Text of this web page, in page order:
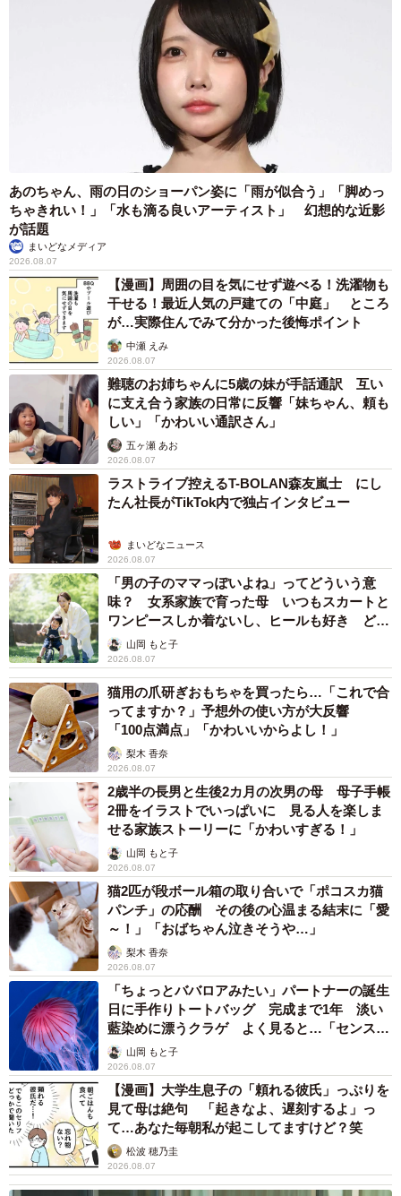
み、有給取得しやすい」（38.3％）といった回答が続きま
した。前回に引き続き「給与額」が1位となっており、特に
「女性」（61.8％）は「男性」（40.3％）よりも21.5ポイ
ント高く、安定した生活を送るため、結婚相手の収入面を
重視する傾向が表れたといいます。
また、今回から重視するポイントの選択肢として加えた
「土日休み、有給取得しやすい」においては、前回3位の
「社員を大切にする」（28.4％）を上回る順位となり、ワ
ークライフバランスも同様に重視されていることがわかっ
たそうです。
女性の方が年収に対するこだわり強く
【結婚相手に求めたい最低年収】第12回「この企業に勤める人と結婚し
たいランキング」（提供画像）
続いて、「結婚相手に求める最低年収」について聞いたと
ころ、「500万円以上」（15.8％）が最も多く、次いで、2
位「600万円以上」（12.9％）、3位「400万円以上」
（9.3％）と続きました。
男女別では、男性において「年収は気にしない」
（46.8％）が約半数となり、結婚相手に対する年収条件を
持っている人は、前回と同様に女性よりも少ない結果とな
った一方で、女性においては、61.4％が結婚相手に「年収
500万円以上」を求めており、男性よりも女性の方が結婚相
手の年収に対するこだわりが強い傾向が伺えたといいま
す。
◇ ◇
調査結果をふまえて同社は「ランキング上位企業に見られ
る『安定性』や『先進性』、『将来性』のほかに、『余暇
や休暇の取り方』といったワークライフバランスを重視す
る声も表れています。企業にとってこれらの要素をすべて
備えることは容易なことではありませんが、いくつかの要
素を備えること、またはそれを目指すことは可能だと考え
ます」と説明。「少しでも多くの企業が『この企業に勤め
る人と結婚したい』と思われるような魅力のある企業とな
ることを期待します」と述べています。
あのちゃん、雨の日のショーパン姿に「雨が似合う」「脚めっ
ちゃきれい！」「水も滴る良いアーティスト」 幻想的な近影
が話題
まいどなメディア
2026.08.07
【漫画】周囲の目を気にせず遊べる！洗濯物も
干せる！最近人気の戸建ての「中庭」 ところ
が…実際住んでみて分かった後悔ポイント
中瀬 えみ
2026.08.07
難聴のお姉ちゃんに5歳の妹が手話通訳 互い
に支え合う家族の日常に反響「妹ちゃん、頼も
しい」「かわいい通訳さん」
五ヶ瀬 あお
2026.08.07
ラストライブ控えるT-BOLAN森友嵐士 にし
たん社長がTikTok内で独占インタビュー
まいどなニュース
2026.08.07
「男の子のママっぽいよね」ってどういう意
味？ 女系家族で育った母 いつもスカートと
ワンピースしか着ないし、ヒールも好き どの
へんが…
山岡 もと子
2026.08.07
猫用の爪研ぎおもちゃを買ったら…「これで合
ってますか？」予想外の使い方が大反響
「100点満点」「かわいいからよし！」
梨木 香奈
2026.08.07
2歳半の長男と生後2カ月の次男の母 母子手帳
2冊をイラストでいっぱいに 見る人を楽しま
せる家族ストーリーに「かわいすぎる！」
山岡 もと子
2026.08.07
猫2匹が段ボール箱の取り合いで「ポコスカ猫
パンチ」の応酬 その後の心温まる結末に「愛
～！」「おばちゃん泣きそうや…」
梨木 香奈
2026.08.07
「ちょっとババロアみたい」パートナーの誕生
日に手作りトートバッグ 完成まで1年 淡い
藍染めに漂うクラゲ よく見ると…「センスす
ごい」山岡 もと子
2026.08.07
【漫画】大学生息子の「頼れる彼氏」っぷりを
見て母は絶句 「起きなよ、遅刻するよ」っ
て…あなた毎朝私が起こしてますけど？笑
松波 穂乃圭
2026.08.07